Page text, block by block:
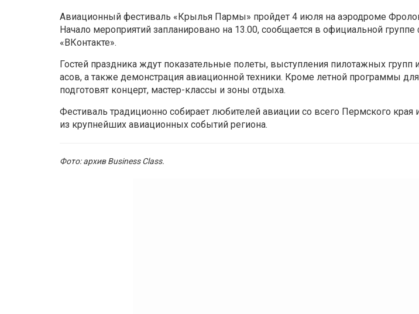
Авиационный фестиваль «Крылья Пармы» пройдет 4 июля на аэродроме
Начало мероприятий запланировано на 13.00, сообщается в официальной группе
«ВКонтакте».
Гостей праздника ждут показательные полеты, выступления пилотажных
асов, а также демонстрация авиационной техники. Кроме летной программы
подготовят концерт, мастер-классы и зоны отдыха.
Фестиваль традиционно собирает любителей авиации со всего Пермского края
из крупнейших авиационных событий региона.
Фото: архив Business Class.